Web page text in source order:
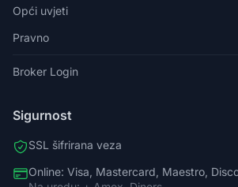
Opći uvjeti
Pravno
Broker Login
Sigurnost
SSL šifrirana veza
Online: Visa, Mastercard, Maestro,